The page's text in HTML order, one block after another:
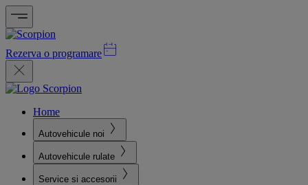
Rezerva o programare
Home
Autovehicule noi
Autovehicule rulate
Service si accesorii